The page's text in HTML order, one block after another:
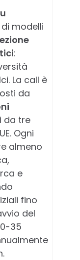
modelli
:
La call è
da
da tre
Ogni
almeno
e
fino
del
35